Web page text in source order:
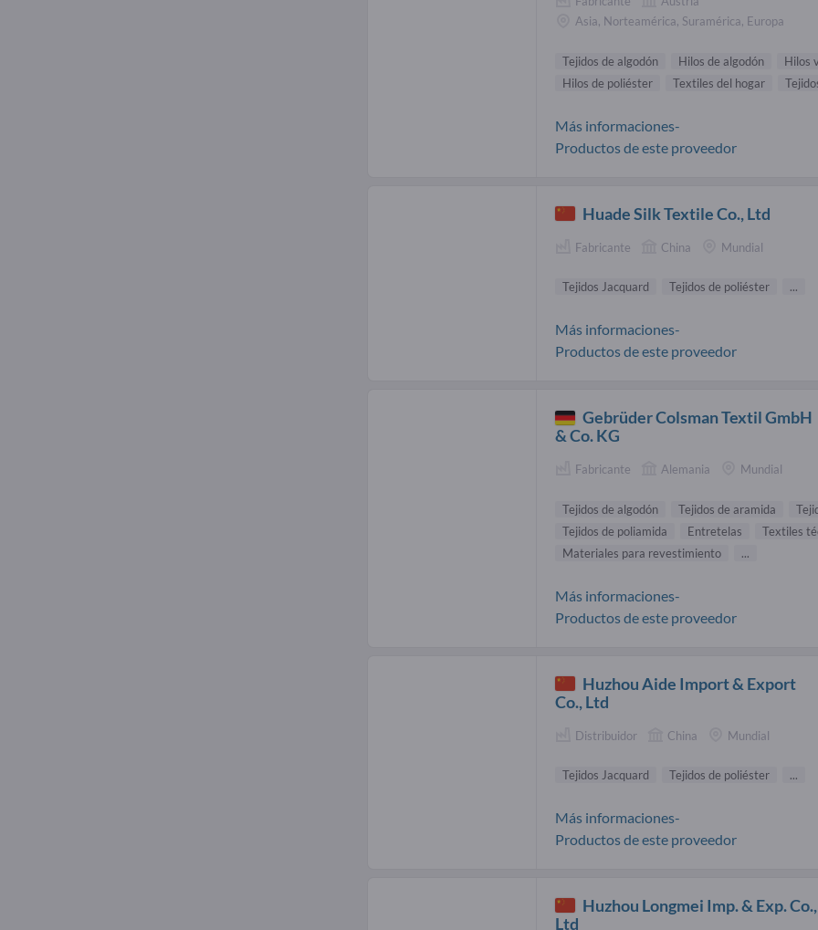
Asia, Norteamérica, Suramérica, Europa
Tejidos de algodón Hilos de algodón Hilos
Hilos de poliéster
Textiles del hogar
Más informaciones-
Productos de este proveedor
Huade Silk Textile Co., Ltd
Fabricante China Mundial
Tejidos Jacquard Tejidos de poliéster ...
Más informaciones-
Productos de este proveedor
Gebrüder Colsman Textil GmbH
& Co. KG
Fabricante Alemania Mundial
Tejidos de algodón Tejidos de aramida
Tejidos de poliamida
Entretelas
Textiles
Materiales para revestimiento
...
Más informaciones-
Productos de este proveedor
Huzhou Aide Import & Export
Co., Ltd
Distribuidor China Mundial
Tejidos Jacquard Tejidos de poliéster ...
Más informaciones-
Productos de este proveedor
Huzhou Longmei Imp. & Exp. Co.,
Ltd